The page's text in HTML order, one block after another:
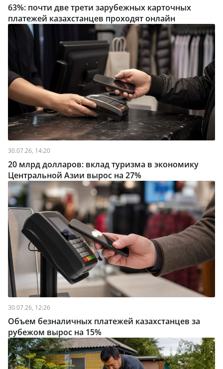
63%: почти две трети зарубежных карточных
платежей казахстанцев проходят онлайн
30.07.26, 14:20
20 млрд долларов: вклад туризма в экономику
Центральной Азии вырос на 27%
30.07.26, 12:26
Объем безналичных платежей казахстанцев за
рубежом вырос на 15%